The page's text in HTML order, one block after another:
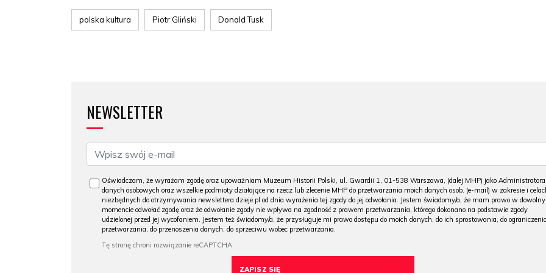
polska kultura Piotr Gliński Donald Tusk
NEWSLETTER
Oświadczam, że wyrażam zgodę oraz upoważniam Muzeum Historii Polski, ul. Gwardii 1, 01-538 Warszawa, (dalej MHP) jako Administratora
danych osobowych oraz wszelkie podmioty działające na rzecz lub zlecenie MHP do przetwarzania moich danych osob. (e-mail) w zakresie i
niezbędnych do otrzymywania newslettera dzieje.pl od dnia wyrażenia tej zgody do jej odwołania. Jestem świadomy/a, że mam prawo w
momencie odwołać zgodę oraz że odwołanie zgody nie wpływa na zgodność z prawem przetwarzania, którego dokonano na podstawie zgody
udzielonej przed jej wycofaniem. Jestem też świadomy/a, że przysługuje mi prawo dostępu do moich danych, do ich sprostowania, do ograniczenia
przetwarzania, do przenoszenia danych, do sprzeciwu wobec przetwarzania.